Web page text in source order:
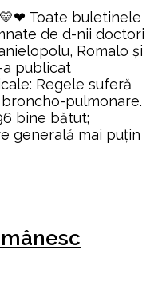
Toate buletinele
de d-nii doctori
Romalo și
a publicat
Regele suferă
pulmonare.
bine bătut;
generală mai puțin